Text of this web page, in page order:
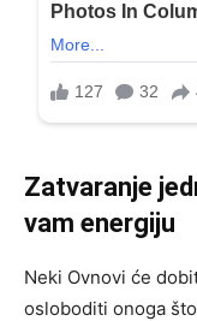
Zatvaranje
vam energiju
Neki Ovnovi će
osloboditi onoga